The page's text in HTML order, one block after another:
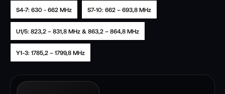
S4-7: 630 - 662 MHz S7-10: 662 – 693,8 MHz
U1/5: 823,2 – 831,8 MHz & 863,2 – 864,8 MHz
Y1-3: 1785,2 – 1799,8 MHz